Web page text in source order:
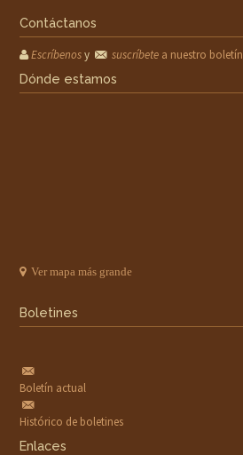
Contáctanos
Escríbenosy suscríbetea nuestro boletín
Dónde estamos
Ver mapa más grande
Boletines
Boletín actual
Histórico de boletines
Enlaces